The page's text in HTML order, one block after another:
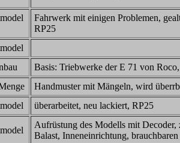
Fahrwerk mit einigen Problemen,
RP25
Basis: Triebwerke der E 71 von
Handmuster mit Mängeln, wird
überarbeitet, neu lackiert, RP25
Aufrüstung des Modells mit Decoder,
Balast, Inneneinrichtung,